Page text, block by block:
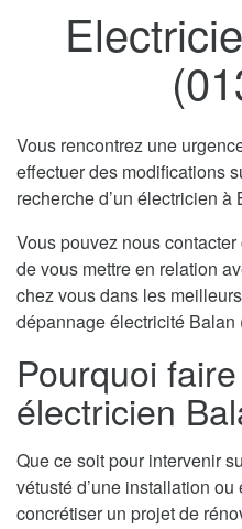
Vous rencontrez une
effectuer des modifications
recherche d’un électricien à
Vous pouvez nous
de vous mettre en relation
chez vous dans les
dépannage électricité Balan
Pourquoi
électricien
Que ce soit pour intervenir
vétusté d’une installation
concrétiser un projet de